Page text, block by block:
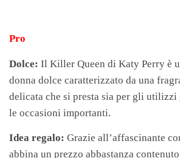
Pro
Dolce: Il Killer Queen di Katy Perry è
donna dolce caratterizzato da una
delicata che si presta sia per gli
le occasioni importanti.
Idea regalo: Grazie all’affascinante
abbina un prezzo abbastanza